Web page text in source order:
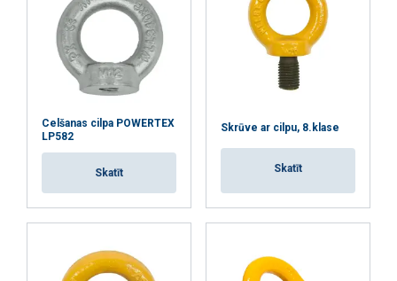
Celšanas cilpa POWERTEX
LP582
Skatīt
Skrūve ar cilpu, 8.klase
Skatīt